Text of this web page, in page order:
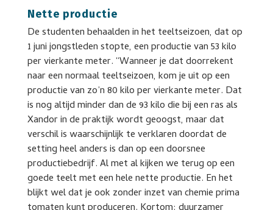
Nette productie
De studenten behaalden in het teeltseizoen, dat op
1 juni jongstleden stopte, een productie van 53 kilo
per vierkante meter. “Wanneer je dat doorrekent
naar een normaal teeltseizoen, kom je uit op een
productie van zo’n 80 kilo per vierkante meter. Dat
is nog altijd minder dan de 93 kilo die bij een ras als
Xandor in de praktijk wordt geoogst, maar dat
verschil is waarschijnlijk te verklaren doordat de
setting heel anders is dan op een doorsnee
productiebedrijf. Al met al kijken we terug op een
goede teelt met een hele nette productie. En het
blijkt wel dat je ook zonder inzet van chemie prima